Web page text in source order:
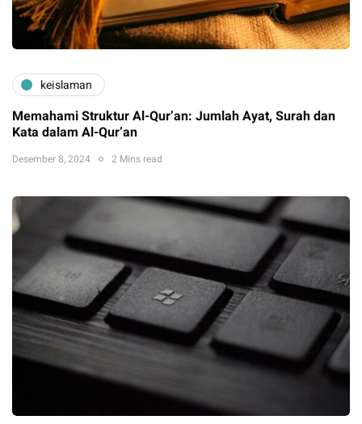
keislaman
Memahami Struktur Al-Qur’an: Jumlah Ayat, Surah dan
Kata dalam Al-Qur’an
Desember 8, 2024 2 Mins read